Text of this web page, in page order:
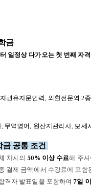
금
일정상 다가오는 첫 번째 자
권유자문인력, 외환전문역 2
무역영어, 원산지관리사, 보세
공통 조건
차시의 50% 이상 수료해 주
결제 금액에서 수강료에 포
격자 발표일을 포함하여 7일